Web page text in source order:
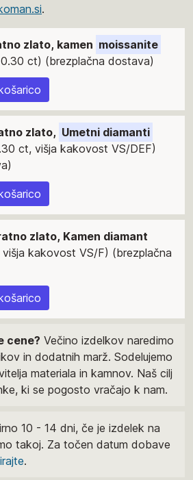
.
zlato, kamen moissanite
ct) (brezplačna dostava)
zlato, Umetni diamanti
ct, višja kakovost VS/DEF)
zlato, Kamen diamant
kakovost VS/F) (brezplačna
cene? Večino izdelkov naredimo
in dodatnih marž. Sodelujemo
materiala in kamnov. Naš cilj
ki se pogosto vračajo k nam.
10 - 14 dni, če je izdelek na
takoj. Za točen datum dobave
.